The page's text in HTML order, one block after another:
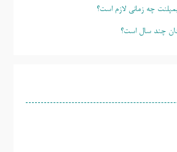
چه زمانی لازم است؟
چند سال است؟